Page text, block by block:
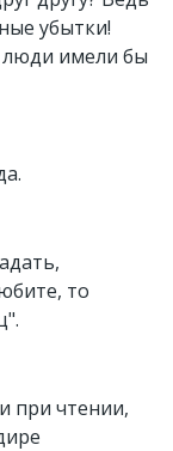
убытки!
люди имели бы
то
при чтении,